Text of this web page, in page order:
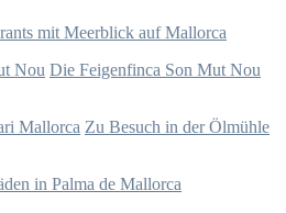
mit Meerblick auf Mallorca
Die Feigenfinca Son Mut Nou
Zu Besuch in der Ölmühle
in Palma de Mallorca